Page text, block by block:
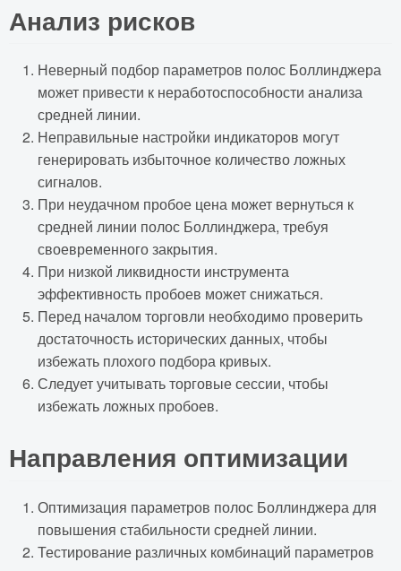
Анализ рисков
Неверный подбор параметров полос Боллинджера
может привести к неработоспособности анализа
средней линии.
Неправильные настройки индикаторов могут
генерировать избыточное количество ложных
сигналов.
При неудачном пробое цена может вернуться к
средней линии полос Боллинджера, требуя
своевременного закрытия.
При низкой ликвидности инструмента
эффективность пробоев может снижаться.
Перед началом торговли необходимо проверить
достаточность исторических данных, чтобы
избежать плохого подбора кривых.
Следует учитывать торговые сессии, чтобы
избежать ложных пробоев.
Направления оптимизации
Оптимизация параметров полос Боллинджера для
повышения стабильности средней линии.
Тестирование различных комбинаций параметров